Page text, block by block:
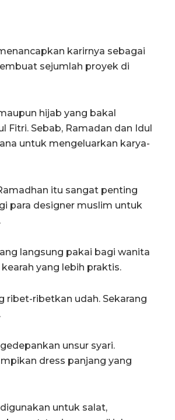
karirnya sebagai
sejumlah proyek di
hijab yang bakal
Sebab, Ramadan dan Idul
untuk mengeluarkan karya-
itu sangat penting
para designer muslim untuk
langsung pakai bagi wanita
yang lebih praktis.
ribet-ribetkan udah. Sekarang
unsur syari.
dress panjang yang
untuk salat,